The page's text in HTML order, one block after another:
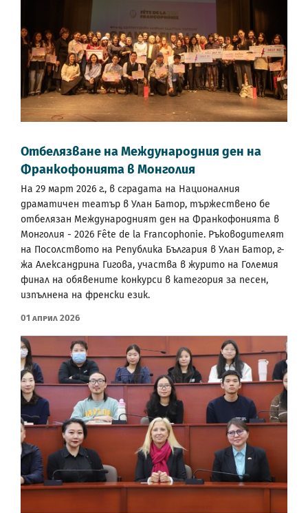
Отбелязване на Международния ден на
Франкофонията в Монголия
На 29 март 2026 г., в сградата на Националния
драматичен театър в Улан Батор, тържествено бе
отбелязан Международният ден на Франкофонията в
Монголия - 2026 Fête de la Francophonie. Ръководителят
на Посолството на Република България в Улан Батор, г-
жа Александрина Гигова, участва в журито на Големия
финал на обявените конкурси в категория за песен,
изпълнена на френски език.
01 Април 2026